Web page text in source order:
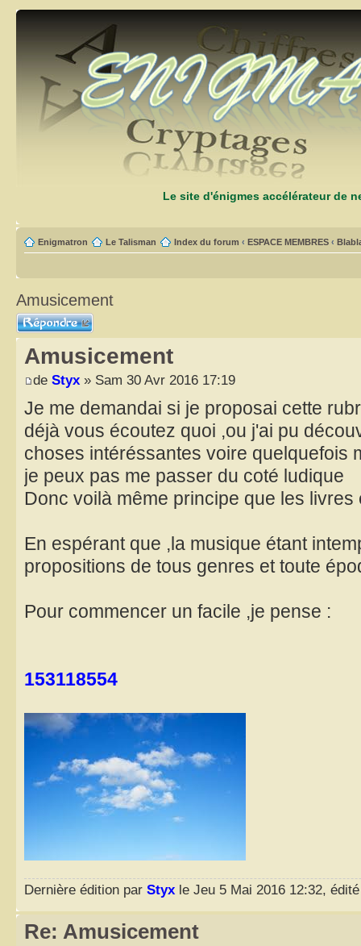
Le site d'énigmes accélérateur de
Enigmatron Le Talisman Index du forum ‹ ESPACE MEMBRES ‹
Amusicement
Répondre
Amusicement
de Styx » Sam 30 Avr 2016 17:19
Je me demandai si je proposai cette
déjà vous écoutez quoi ,ou j'ai pu
choses intéréssantes voire quelquefois
je peux pas me passer du coté ludique
Donc voilà même principe que les livres
En espérant que ,la musique étant
propositions de tous genres et toute
Pour commencer un facile ,je pense :
153118554
Dernière édition par Styx le Jeu 5 Mai 2016 12:32,
Re: Amusicement